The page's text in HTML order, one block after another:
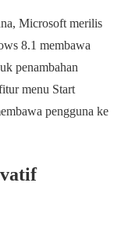
Microsoft merilis
8.1 membawa
penambahan
menu Start
pengguna ke